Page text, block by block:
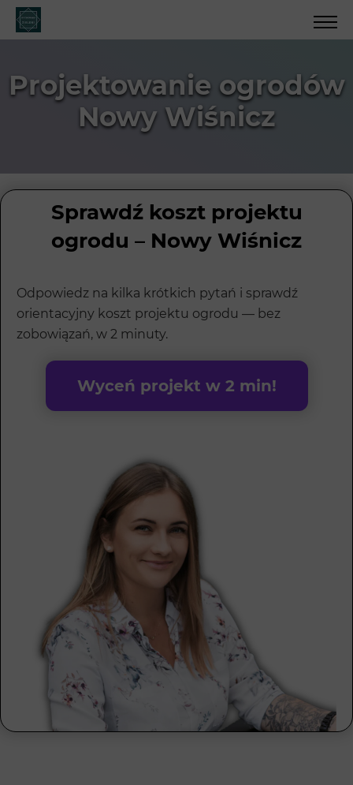
Projektowanie ogrodów
Nowy Wiśnicz
Sprawdź koszt projektu
ogrodu – Nowy Wiśnicz
Odpowiedz na kilka krótkich pytań i sprawdź
orientacyjny koszt projektu ogrodu — bez
zobowiązań, w 2 minuty.
Wyceń projekt w 2 min!